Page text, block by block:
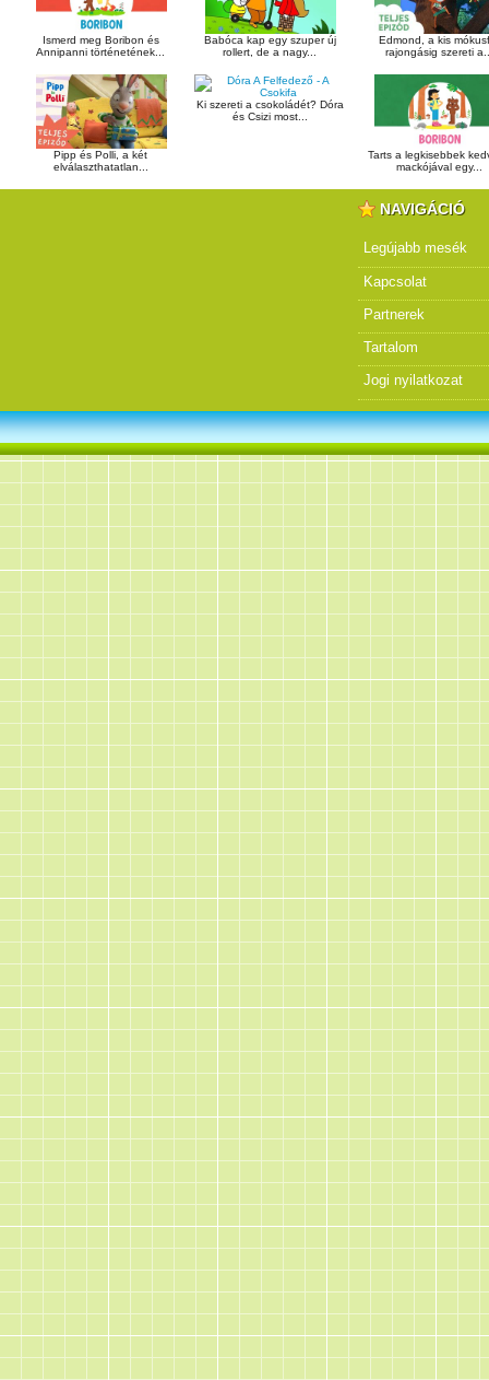
Ismerd meg Boribon és
Annipanni történetének...
Babóca kap egy szuper új
rollert, de a nagy...
Edmond, a kis
rajongásig szereti
Pipp és Polli, a két
elválaszthatatlan...
Ki szereti a csokoládét? Dóra
és Csizi most...
Tarts a legkisebbek
mackójával egy...
NAVIGÁCIÓ
Legújabb mesék
Kapcsolat
Partnerek
Tartalom
Jogi nyilatkozat